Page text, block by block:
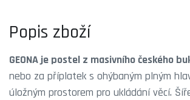
Popis zboží
GEONA je postel z masivního českého
nebo za příplatek s ohýbaným plným
úložným prostorem pro ukládání věcí.